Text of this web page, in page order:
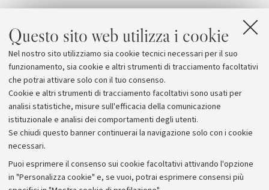
Questo sito web utilizza i cookie
Nel nostro sito utilizziamo sia cookie tecnici necessari per il suo
funzionamento, sia cookie e altri strumenti di tracciamento facoltativi
che potrai attivare solo con il tuo consenso.
Cookie e altri strumenti di tracciamento facoltativi sono usati per
analisi statistiche, misure sull'efficacia della comunicazione
istituzionale e analisi dei comportamenti degli utenti.
Se chiudi questo banner continuerai la navigazione solo con i cookie
necessari.
Puoi esprimere il consenso sui cookie facoltativi attivando l'opzione
in "Personalizza cookie" e, se vuoi, potrai esprimere consensi più
Allegati
Centro Studi Donati
Archivio
Comunicati stampa